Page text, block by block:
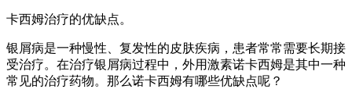
卡西姆治疗的优缺点。
银屑病是一种慢性、复发性的皮肤疾病，患者常常需要长期接
受治疗。在治疗银屑病过程中，外用激素诺卡西姆是其中一种
常见的治疗药物。那么诺卡西姆有哪些优缺点呢？